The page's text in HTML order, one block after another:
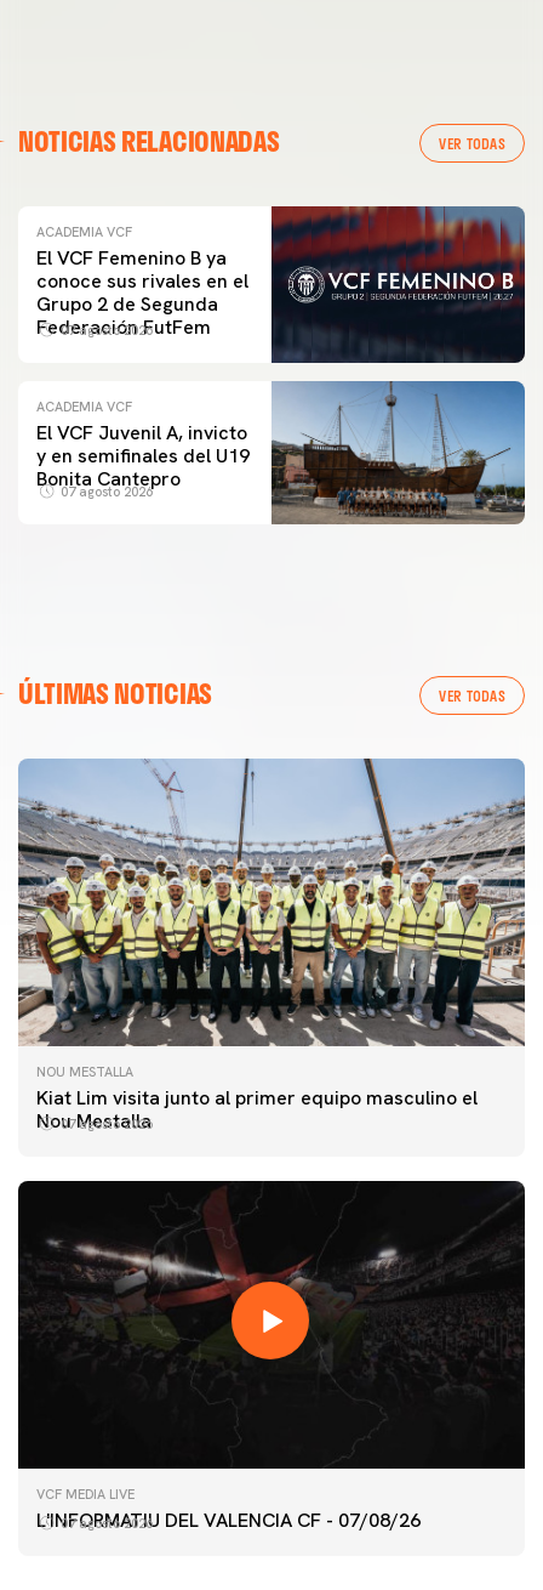
NOTICIAS RELACIONADAS VER TODAS
ACADEMIA VCF
El VCF Femenino B ya
conoce sus rivales en el
Grupo 2 de Segunda
Federación FutFem
07 agosto 2026
ACADEMIA VCF
El VCF Juvenil A, invicto
y en semifinales del U19
Bonita Cantepro
07 agosto 2026
ÚLTIMAS NOTICIAS VER TODAS
NOU MESTALLA
Kiat Lim visita junto al primer equipo masculino el
Nou Mestalla
07 agosto 2026
VCF MEDIA LIVE
L'INFORMATIU DEL VALENCIA CF - 07/08/26
07 agosto 2026
PRIMER EQUIPO
ENTRENAMIENTO DEL VALENCIA CF 7/8/2026